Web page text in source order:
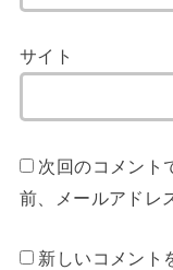
サイト
次回のコメント
前、メールアドレ
新しいコメント